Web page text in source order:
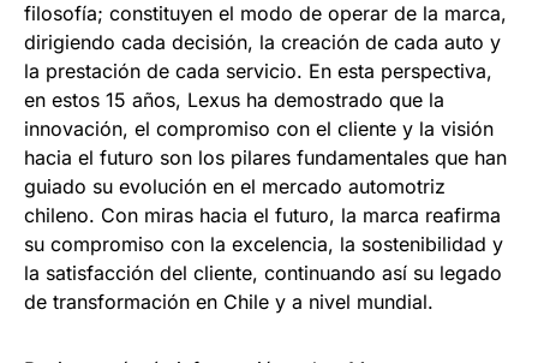
filosofía; constituyen el modo de operar de la marca,
dirigiendo cada decisión, la creación de cada auto y
la prestación de cada servicio. En esta perspectiva,
en estos 15 años, Lexus ha demostrado que la
innovación, el compromiso con el cliente y la visión
hacia el futuro son los pilares fundamentales que han
guiado su evolución en el mercado automotriz
chileno. Con miras hacia el futuro, la marca reafirma
su compromiso con la excelencia, la sostenibilidad y
la satisfacción del cliente, continuando así su legado
de transformación en Chile y a nivel mundial.